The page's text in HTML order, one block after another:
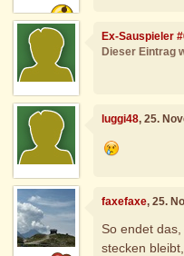
Ex-Sauspieler
Dieser Eintrag
luggi48, 25.
faxefaxe, 25.
So endet
stecken